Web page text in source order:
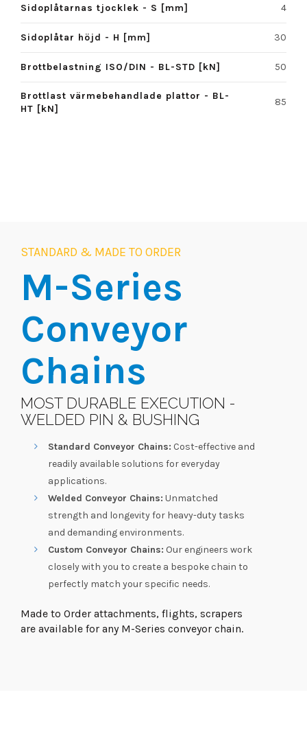
Sidoplåtarnas tjocklek - S [mm] 4
Sidoplåtar höjd - H [mm] 30
Brottbelastning ISO/DIN - BL-STD [kN] 50
Brottlast värmebehandlade plattor - BL-
HT [kN]
85
STANDARD & MADE TO ORDER
M-Series
Conveyor
Chains
MOST DURABLE EXECUTION -
WELDED PIN & BUSHING
Standard Conveyor Chains: Cost-effective and
readily available solutions for everyday
applications.
Welded Conveyor Chains: Unmatched
strength and longevity for heavy-duty tasks
and demanding environments.
Custom Conveyor Chains: Our engineers work
closely with you to create a bespoke chain to
perfectly match your specific needs.
Made to Order attachments, flights, scrapers
are available for any M-Series conveyor chain.